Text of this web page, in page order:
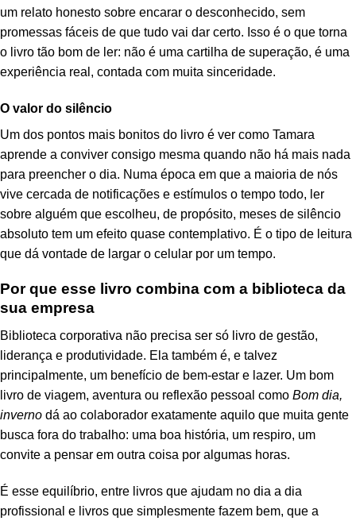
um relato honesto sobre encarar o desconhecido, sem
promessas fáceis de que tudo vai dar certo. Isso é o que torna
o livro tão bom de ler: não é uma cartilha de superação, é uma
experiência real, contada com muita sinceridade.
O valor do silêncio
Um dos pontos mais bonitos do livro é ver como Tamara
aprende a conviver consigo mesma quando não há mais nada
para preencher o dia. Numa época em que a maioria de nós
vive cercada de notificações e estímulos o tempo todo, ler
sobre alguém que escolheu, de propósito, meses de silêncio
absoluto tem um efeito quase contemplativo. É o tipo de leitura
que dá vontade de largar o celular por um tempo.
Por que esse livro combina com a biblioteca da
sua empresa
Biblioteca corporativa não precisa ser só livro de gestão,
liderança e produtividade. Ela também é, e talvez
principalmente, um benefício de bem-estar e lazer. Um bom
livro de viagem, aventura ou reflexão pessoal como Bom dia,
inverno dá ao colaborador exatamente aquilo que muita gente
busca fora do trabalho: uma boa história, um respiro, um
convite a pensar em outra coisa por algumas horas.
É esse equilíbrio, entre livros que ajudam no dia a dia
profissional e livros que simplesmente fazem bem, que a